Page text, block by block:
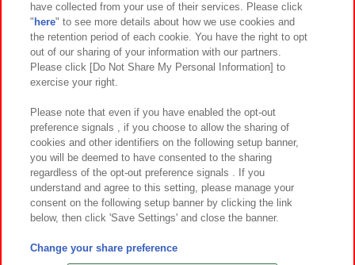
関連会社 サステナビリティ サイトポリシー
プライバシーポリシー ウェブアクセシビリティ方針と検証結果
お取引先さまとともに
カスタマーハラスメント対応方針 よくあるご質問・お問い合わせ
©Bandai Namco Amusement Inc.
©Bandai Namco Amusement Lab Inc.
have collected from your use of their services. Please click
" here" to see more details about how we use cookies and
the retention period of each cookie. You have the right to opt
out of our sharing of your information with our partners.
Please click [Do Not Share My Personal Information] to
exercise your right.
Please note that even if you have enabled the opt-out
preference signals , if you choose to allow the sharing of
cookies and other identifiers on the following setup banner,
you will be deemed to have consented to the sharing
regardless of the opt-out preference signals . If you
understand and agree to this setting, please manage your
consent on the following setup banner by clicking the link
below, then click 'Save Settings' and close the banner.
Change your share preference